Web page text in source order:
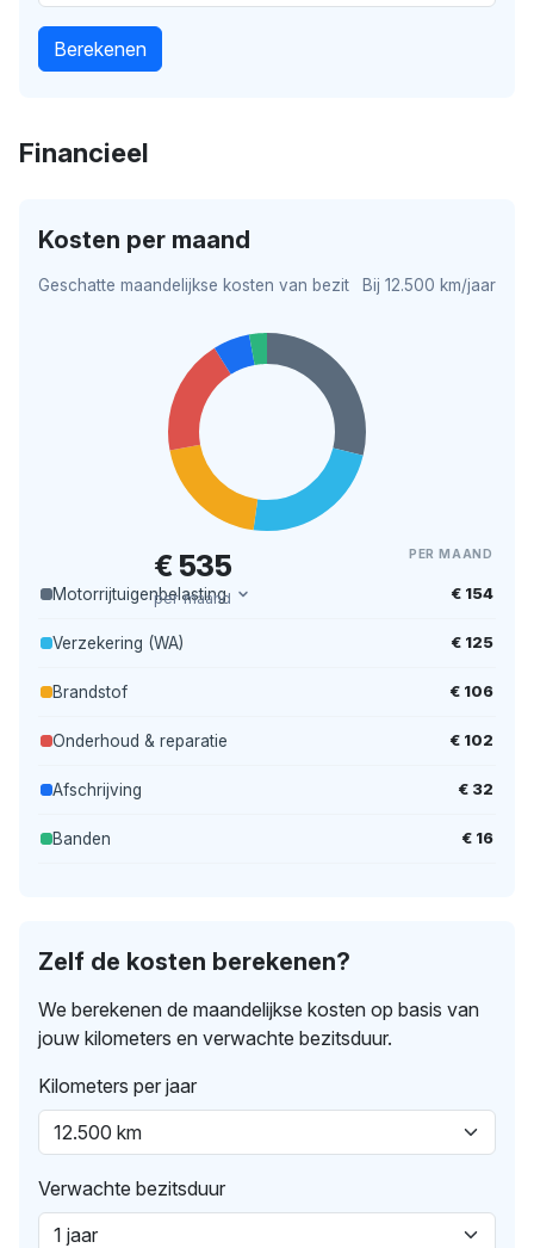
Berekenen
Financieel
Kosten per maand
Geschatte maandelijkse kosten van bezit Bij 12.500 km/jaar
€ 535
per maand
PER MAAND
Motorrijtuigenbelasting € 154
Verzekering (WA) € 125
Brandstof € 106
Onderhoud & reparatie € 102
Afschrijving € 32
Banden € 16
Zelf de kosten berekenen?
We berekenen de maandelijkse kosten op basis van
jouw kilometers en verwachte bezitsduur.
Kilometers per jaar
Verwachte bezitsduur